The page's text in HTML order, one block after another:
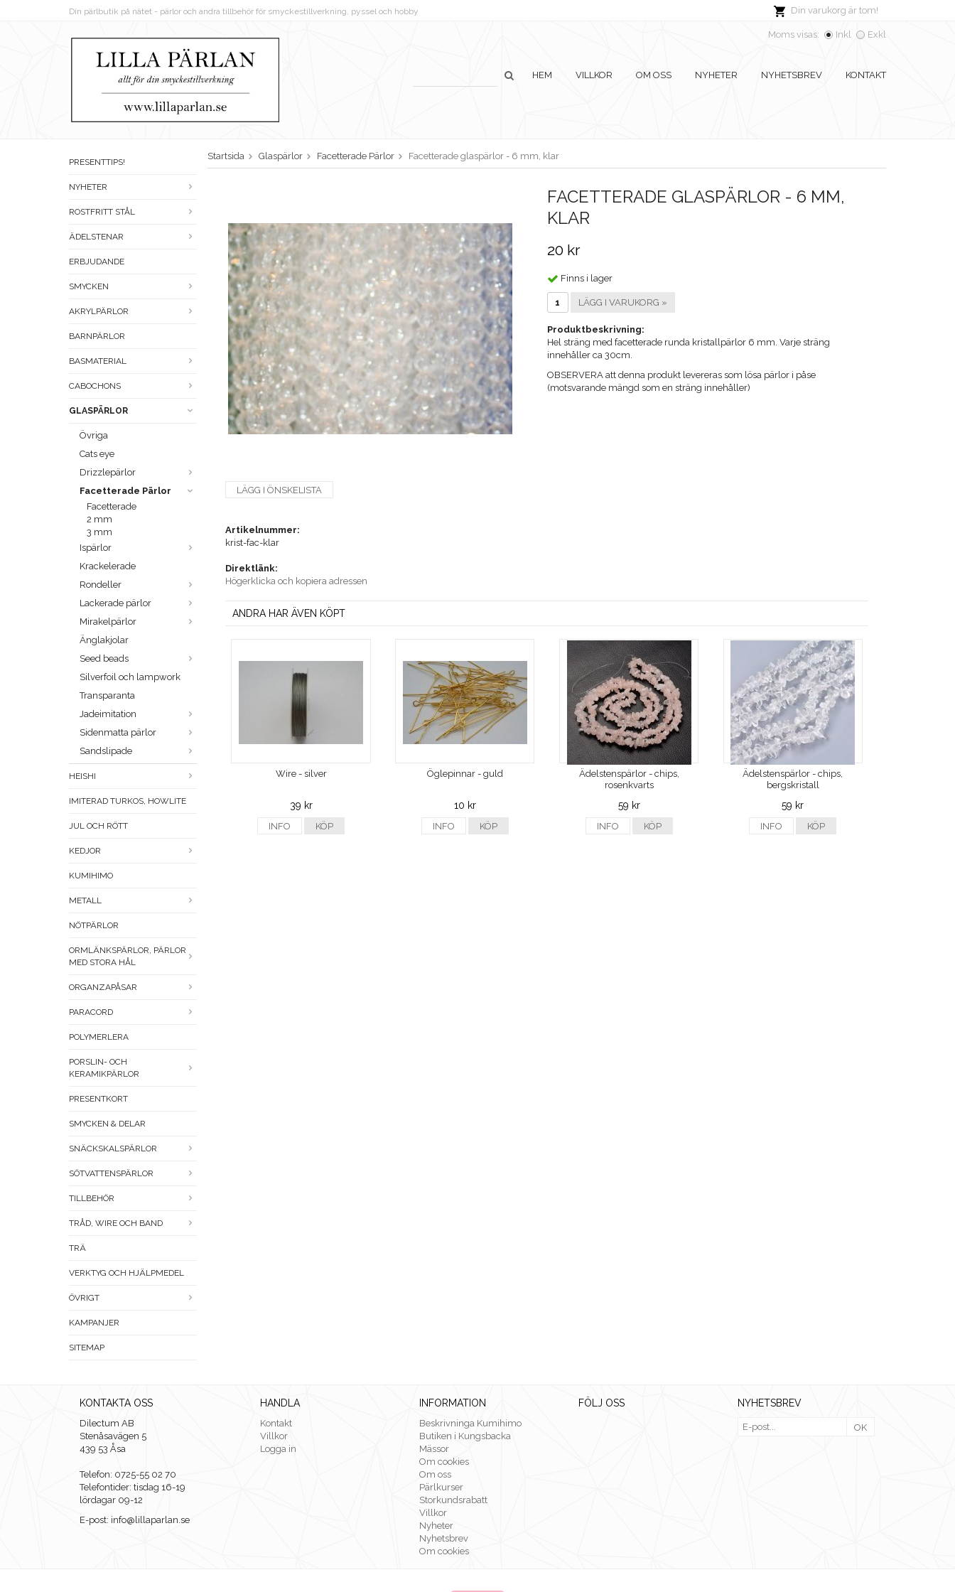
Din varukorg är tom!
Din pärlbutik på nätet - pärlor och andra tillbehör för smyckestillverkning, pyssel och hobby
Moms visas: Inkl Exkl
HEM VILLKOR OM OSS NYHETER NYHETSBREV KONTAKT
PRESENTTIPS!
NYHETER
ROSTFRITT STÅL
ÄDELSTENAR
ERBJUDANDE
SMYCKEN
AKRYLPÄRLOR
BARNPÄRLOR
BASMATERIAL
CABOCHONS
GLASPÄRLOR
Övriga
Cats eye
Drizzlepärlor
Facetterade Pärlor
Facetterade
2 mm
3 mm
Ispärlor
Krackelerade
Rondeller
Lackerade pärlor
Mirakelpärlor
Änglakjolar
Seed beads
Silverfoil och lampwork
Transparanta
Jadeimitation
Sidenmatta pärlor
Sandslipade
HEISHI
IMITERAD TURKOS, HOWLITE
JUL OCH RÖTT
KEDJOR
KUMIHIMO
METALL
NÖTPÄRLOR
ORMLÄNKSPÄRLOR, PÄRLOR
MED STORA HÅL
ORGANZAPÅSAR
PARACORD
POLYMERLERA
PORSLIN- OCH
KERAMIKPÄRLOR
PRESENTKORT
SMYCKEN & DELAR
SNÄCKSKALSPÄRLOR
SÖTVATTENSPÄRLOR
TILLBEHÖR
TRÅD, WIRE OCH BAND
TRÄ
VERKTYG OCH HJÄLPMEDEL
ÖVRIGT
KAMPANJER
SITEMAP
Startsida Glaspärlor Facetterade Pärlor Facetterade glaspärlor - 6 mm, klar
FACETTERADE GLASPÄRLOR - 6 MM,
KLAR
20 kr
Finns i lager
LÄGG I VARUKORG »
Produktbeskrivning:
Hel sträng med facetterade runda kristallpärlor 6 mm. Varje sträng
innehåller ca 30cm.
OBSERVERA att denna produkt levereras som lösa pärlor i påse
(motsvarande mängd som en sträng innehåller)
LÄGG I ÖNSKELISTA
Artikelnummer:
krist-fac-klar
Direktlänk:
Högerklicka och kopiera adressen
ANDRA HAR ÄVEN KÖPT
Wire - silver
39 kr
INFO KÖP
Öglepinnar - guld
10 kr
INFO KÖP
Ädelstenspärlor - chips,
rosenkvarts
59 kr
INFO KÖP
Ädelstenspärlor - chips,
bergskristall
59 kr
INFO KÖP
KONTAKTA OSS
Dilectum AB
Stenåsavägen 5
439 53 Åsa
Telefon: 0725-55 02 70
Telefontider: tisdag 16-19
lördagar 09-12
E-post: info@lillaparlan.se
HANDLA
Kontakt
Villkor
Logga in
INFORMATION
Beskrivninga Kumihimo
Butiken i Kungsbacka
Mässor
Om cookies
Om oss
Pärlkurser
Storkundsrabatt
Villkor
Nyheter
Nyhetsbrev
Om cookies
FÖLJ OSS NYHETSBREV
OK